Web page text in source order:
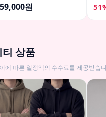
59,000원
상품
에 따른 일정액의 수수료를 제공받습